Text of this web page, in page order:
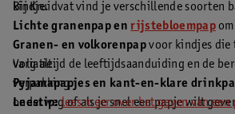
kindje.
Bij Kruidvat vind je verschillende soorten
Lichte granenpap en rijstebloempapom
Granen- en volkorenpapvoor kindjes die
variatie.
Pyjamapapjes en kant-en-klare
onderweg of als je snel een papje wilt
Volg altijd de leeftijdsaanduiding en de
verpakking.
Leestip: lees meer over het geven van